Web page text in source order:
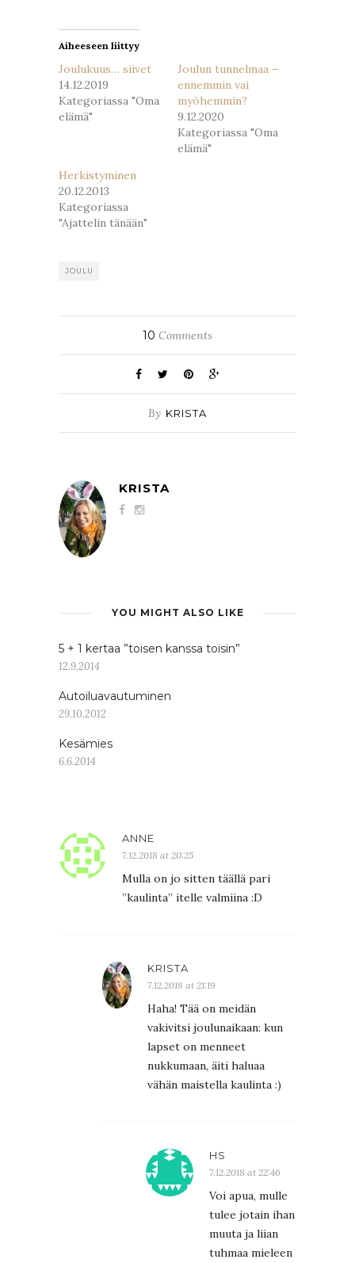
Aiheeseen liittyy
Joulukuus… siivet
14.12.2019
Kategoriassa "Oma
elämä"
Joulun tunnelmaa –
ennemmin vai
myöhemmin?
9.12.2020
Kategoriassa "Oma
elämä"
Herkistyminen
20.12.2013
Kategoriassa
"Ajattelin tänään"
JOULU
10 Comments
By KRISTA
KRISTA
YOU MIGHT ALSO LIKE
5 + 1 kertaa ”toisen kanssa toisin”
12.9.2014
Autoiluavautuminen
29.10.2012
Kesämies
6.6.2014
ANNE
7.12.2018 at 20:25
Mulla on jo sitten täällä pari
”kaulinta” itelle valmiina :D
KRISTA
7.12.2018 at 21:19
Haha! Tää on meidän
vakivitsi joulunaikaan: kun
lapset on menneet
nukkumaan, äiti haluaa
vähän maistella kaulinta :)
HS
7.12.2018 at 22:46
Voi apua, mulle
tulee jotain ihan
muuta ja liian
tuhmaa mieleen